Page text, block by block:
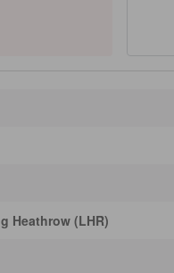
Heathrow (LHR)